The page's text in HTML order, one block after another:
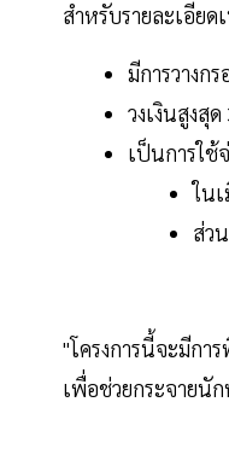
สำหรับรายละเอียด
มีการวางก
วงเงินสูงสุ
เป็นการใ
ใน
ส่ว
"โครงการนี้จะมีกา
เพื่อช่วยกระจายนั